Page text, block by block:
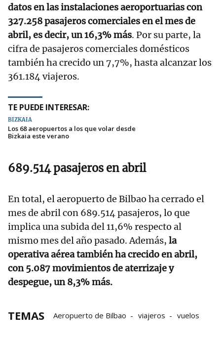
datos en las instalaciones aeroportuarias con
327.258 pasajeros comerciales en el mes de
abril, es decir, un 16,3% más. Por su parte, la
cifra de pasajeros comerciales domésticos
también ha crecido un 7,7%, hasta alcanzar los
361.184 viajeros.
TE PUEDE INTERESAR:
BIZKAIA
Los 68 aeropuertos a los que volar desde
Bizkaia este verano
689.514 pasajeros en abril
En total, el aeropuerto de Bilbao ha cerrado el
mes de abril con 689.514 pasajeros, lo que
implica una subida del 11,6% respecto al
mismo mes del año pasado. Además, la
operativa aérea también ha crecido en abril,
con 5.087 movimientos de aterrizaje y
despegue, un 8,3% más.
TEMAS Aeropuerto de Bilbao viajeros vuelos